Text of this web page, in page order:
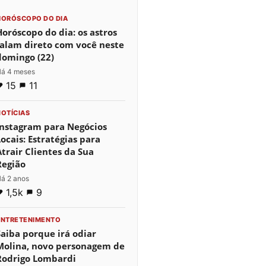
DO DIA
do dia: os astros
direto com você neste
(22)
4 meses
15 11
para Negócios
Estratégias para
Clientes da Sua
2 anos
1,5k 9
porque irá odiar
novo personagem de
Lombardi